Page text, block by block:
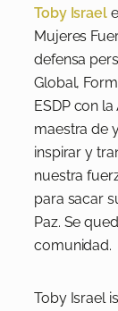
Toby Israel
Mujeres
defensa
Global,
ESDP con
maestra de
inspirar y
nuestra
para sacar
Paz. Se
comunidad.
Toby Israel